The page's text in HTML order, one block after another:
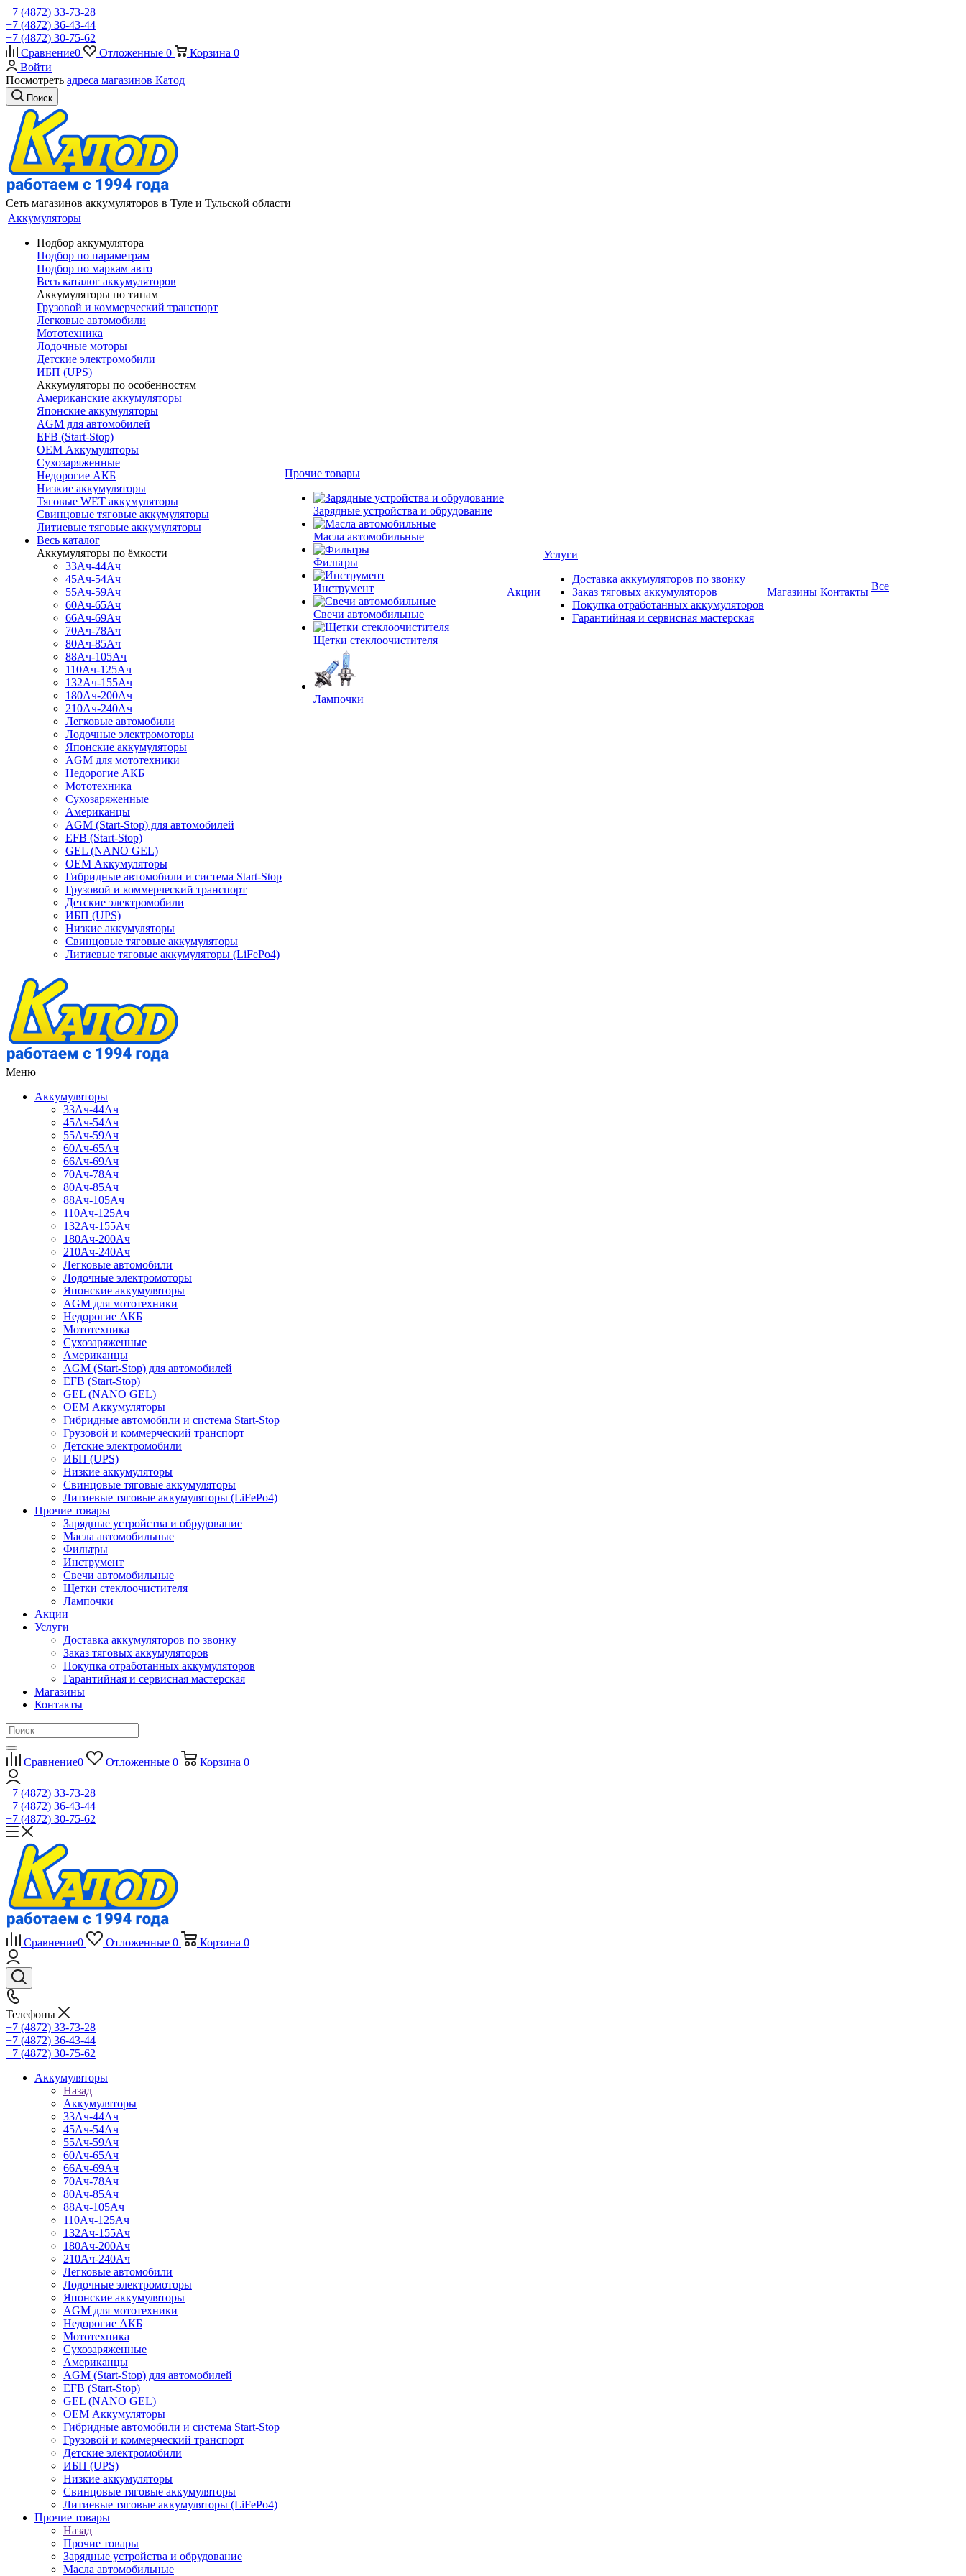
+7 (4872) 33-73-28
+7 (4872) 36-43-44
+7 (4872) 30-75-62
Сравнение0 Отложенные 0 Корзина 0
Войти
Посмотреть адреса магазинов Катод
Поиск
Сеть магазинов аккумуляторов в Туле и Тульской области
Аккумуляторы
Подбор аккумулятора
Подбор по параметрам
Подбор по маркам авто
Весь каталог аккумуляторов
Аккумуляторы по типам
Грузовой и коммерческий транспорт
Легковые автомобили
Мототехника
Лодочные моторы
Детские электромобили
ИБП (UPS)
Аккумуляторы по особенностям
Американские аккумуляторы
Японские аккумуляторы
AGM для автомобилей
EFB (Start-Stop)
OEM Аккумуляторы
Сухозаряженные
Недорогие АКБ
Низкие аккумуляторы
Тяговые WET аккумуляторы
Свинцовые тяговые аккумуляторы
Литиевые тяговые аккумуляторы
Весь каталог
Аккумуляторы по ёмкости
33Ач-44Ач
45Ач-54Ач
55Ач-59Ач
60Ач-65Ач
66Ач-69Ач
70Ач-78Ач
80Ач-85Ач
88Ач-105Ач
110Ач-125Ач
132Ач-155Ач
180Ач-200Ач
210Ач-240Ач
Легковые автомобили
Лодочные электромоторы
Японские аккумуляторы
AGM для мототехники
Недорогие АКБ
Мототехника
Сухозаряженные
Американцы
AGM (Start-Stop) для автомобилей
EFB (Start-Stop)
GEL (NANO GEL)
OEM Аккумуляторы
Гибридные автомобили и система Start-Stop
Грузовой и коммерческий транспорт
Детские электромобили
ИБП (UPS)
Низкие аккумуляторы
Свинцовые тяговые аккумуляторы
Литиевые тяговые аккумуляторы (LiFePo4)
Прочие товары
Зарядные устройства и обрудование
Масла автомобильные
Фильтры
Инструмент
Свечи автомобильные
Щетки стеклоочистителя
Лампочки
Акции
Услуги
Доставка аккумуляторов по звонку
Заказ тяговых аккумуляторов
Покупка отработанных аккумуляторов
Гарантийная и сервисная мастерская
Магазины Контакты Все
Меню
Аккумуляторы
33Ач-44Ач
45Ач-54Ач
55Ач-59Ач
60Ач-65Ач
66Ач-69Ач
70Ач-78Ач
80Ач-85Ач
88Ач-105Ач
110Ач-125Ач
132Ач-155Ач
180Ач-200Ач
210Ач-240Ач
Легковые автомобили
Лодочные электромоторы
Японские аккумуляторы
AGM для мототехники
Недорогие АКБ
Мототехника
Сухозаряженные
Американцы
AGM (Start-Stop) для автомобилей
EFB (Start-Stop)
GEL (NANO GEL)
OEM Аккумуляторы
Гибридные автомобили и система Start-Stop
Грузовой и коммерческий транспорт
Детские электромобили
ИБП (UPS)
Низкие аккумуляторы
Свинцовые тяговые аккумуляторы
Литиевые тяговые аккумуляторы (LiFePo4)
Прочие товары
Зарядные устройства и обрудование
Масла автомобильные
Фильтры
Инструмент
Свечи автомобильные
Щетки стеклоочистителя
Лампочки
Акции
Услуги
Доставка аккумуляторов по звонку
Заказ тяговых аккумуляторов
Покупка отработанных аккумуляторов
Гарантийная и сервисная мастерская
Магазины
Контакты
Сравнение0 Отложенные 0 Корзина 0
+7 (4872) 33-73-28
+7 (4872) 36-43-44
+7 (4872) 30-75-62
Сравнение0 Отложенные 0 Корзина 0
Телефоны
+7 (4872) 33-73-28
+7 (4872) 36-43-44
+7 (4872) 30-75-62
Аккумуляторы
Назад
Аккумуляторы
33Ач-44Ач
45Ач-54Ач
55Ач-59Ач
60Ач-65Ач
66Ач-69Ач
70Ач-78Ач
80Ач-85Ач
88Ач-105Ач
110Ач-125Ач
132Ач-155Ач
180Ач-200Ач
210Ач-240Ач
Легковые автомобили
Лодочные электромоторы
Японские аккумуляторы
AGM для мототехники
Недорогие АКБ
Мототехника
Сухозаряженные
Американцы
AGM (Start-Stop) для автомобилей
EFB (Start-Stop)
GEL (NANO GEL)
OEM Аккумуляторы
Гибридные автомобили и система Start-Stop
Грузовой и коммерческий транспорт
Детские электромобили
ИБП (UPS)
Низкие аккумуляторы
Свинцовые тяговые аккумуляторы
Литиевые тяговые аккумуляторы (LiFePo4)
Прочие товары
Назад
Прочие товары
Зарядные устройства и обрудование
Масла автомобильные